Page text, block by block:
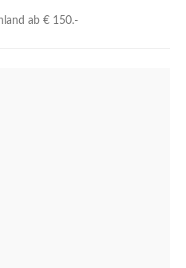
ab € 150.-